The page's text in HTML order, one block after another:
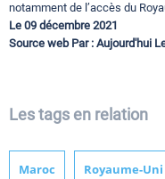
notamment de l’accès du
Le 09 décembre 2021
Source web Par : Aujourd'hui
Les tags en relation
Maroc Royaume-Uni